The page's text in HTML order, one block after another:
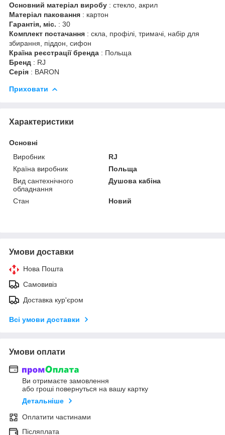
Основний матеріал виробу : стекло, акрил
Матеріал паковання : картон
Гарантія, міс. : 30
Комплект постачання : скла, профілі, тримачі, набір для
збирання, піддон, сифон
Країна реєстрації бренда : Польща
Бренд : RJ
Серія : BARON
Приховати
Характеристики
Основні
Виробник
RJ
Країна виробник
Польща
Вид сантехнічного
обладнання
Душова кабіна
Стан Новий
Умови доставки
Нова Пошта
Самовивіз
Доставка кур'єром
Всі умови доставки
Умови оплати
Ви отримаєте замовлення
або гроші повернуться на вашу картку
Детальніше
Оплатити частинами
Післяплата